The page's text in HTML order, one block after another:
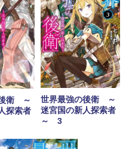
衛 ～
探索者
世界最強の後衛 ～
迷宮国の新人探索者
～ 3